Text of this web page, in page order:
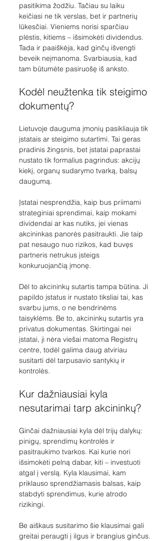
pasitikima žodžiu. Tačiau su laiku
keičiasi ne tik verslas, bet ir partnerių
lūkesčiai. Vieniems norisi sparčiau
plėstis, kitiems – išsimokėti dividendus.
Tada ir paaiškėja, kad ginčų išvengti
beveik neįmanoma. Svarbiausia, kad
tam būtumėte pasiruošę iš anksto.
Kodėl neužtenka tik steigimo
dokumentų?
Lietuvoje dauguma įmonių pasikliauja tik
įstatais ar steigimo sutartimi. Tai geras
pradinis žingsnis, bet įstatai paprastai
nustato tik formalius pagrindus: akcijų
kiekį, organų sudarymo tvarką, balsų
daugumą.
Įstatai nesprendžia, kaip bus priimami
strateginiai sprendimai, kaip mokami
dividendai ar kas nutiks, jei vienas
akcininkas panorės pasitraukti. Jie taip
pat nesaugo nuo rizikos, kad buvęs
partneris netrukus įsteigs
konkuruojančią įmonę.
Dėl to akcininkų sutartis tampa būtina. Ji
papildo įstatus ir nustato tiksliai tai, kas
svarbu jums, o ne bendrinėms
taisyklėms. Be to, akcininkų sutartis yra
privatus dokumentas. Skirtingai nei
įstatai, ji nėra viešai matoma Registrų
centre, todėl galima daug atviriau
susitarti dėl tarpusavio santykių ir
kontrolės.
Kur dažniausiai kyla
nesutarimai tarp akcininkų?
Ginčai dažniausiai kyla dėl trijų dalykų:
pinigų, sprendimų kontrolės ir
pasitraukimo tvarkos. Kai kurie nori
išsimokėti pelną dabar, kiti – investuoti
atgal į verslą. Kyla klausimai, kam
priklauso sprendžiamasis balsas, kaip
stabdyti sprendimus, kurie atrodo
rizikingi.
Be aiškaus susitarimo šie klausimai gali
greitai peraugti į ilgus ir brangius ginčus.